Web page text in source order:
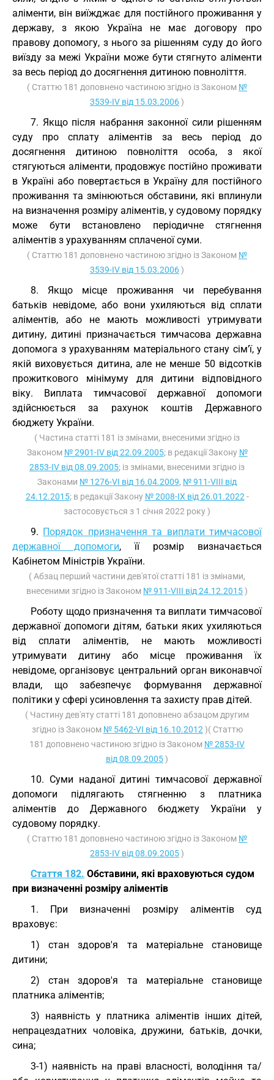
аліменти, він виїжджає для постійного проживання у
державу, з якою Україна не має договору про
правову допомогу, з нього за рішенням суду до його
виїзду за межі України може бути стягнуто аліменти
за весь період до досягнення дитиною повноліття.
( Статтю 181 доповнено частиною згідно із Законом №
3539-IV від 15.03.2006)
7. Якщо після набрання законної сили рішенням
суду про сплату аліментів за весь період до
досягнення дитиною повноліття особа, з якої
стягуються аліменти, продовжує постійно проживати
в Україні або повертається в Україну для постійного
проживання та змінюються обставини, які вплинули
на визначення розміру аліментів, у судовому порядку
може бути встановлено періодичне стягнення
аліментів з урахуванням сплаченої суми.
( Статтю 181 доповнено частиною згідно із Законом №
3539-IV від 15.03.2006)
8. Якщо місце проживання чи перебування
батьків невідоме, або вони ухиляються від сплати
аліментів, або не мають можливості утримувати
дитину, дитині призначається тимчасова державна
допомога з урахуванням матеріального стану сім’ї, у
якій виховується дитина, але не менше 50 відсотків
прожиткового мінімуму для дитини відповідного
віку. Виплата тимчасової державної допомоги
здійснюється за рахунок коштів Державного
бюджету України.
( Частина статті 181 із змінами, внесеними згідно із
Законом № 2901-IV від 22.09.2005; в редакції Закону №
2853-IV від 08.09.2005; із змінами, внесеними згідно із
Законами № 1276-VI від 16.04.2009, № 911-VIII від
24.12.2015; в редакції Закону № 2008-IX від 26.01.2022 -
застосовується з 1 січня 2022 року )
9. Порядок призначення та виплати тимчасової
державної допомоги, її розмір визначається
Кабінетом Міністрів України.
( Абзац перший частини дев'ятої статті 181 із змінами,
внесеними згідно із Законом № 911-VIII від 24.12.2015)
Роботу щодо призначення та виплати тимчасової
державної допомоги дітям, батьки яких ухиляються
від сплати аліментів, не мають можливості
утримувати дитину або місце проживання їх
невідоме, організовує центральний орган виконавчої
влади, що забезпечує формування державної
політики у сфері усиновлення та захисту прав дітей.
( Частину дев'яту статті 181 доповнено абзацом другим
згідно із Законом № 5462-VI від 16.10.2012 )( Статтю
181 доповнено частиною згідно із Законом № 2853-IV
від 08.09.2005)
10. Суми наданої дитині тимчасової державної
допомоги підлягають стягненню з платника
аліментів до Державного бюджету України у
судовому порядку.
( Статтю 181 доповнено частиною згідно із Законом №
2853-IV від 08.09.2005)
Стаття 182. Обставини, які враховуються судом
при визначенні розміру аліментів
1. При визначенні розміру аліментів суд
враховує:
1) стан здоров'я та матеріальне становище
дитини;
2) стан здоров'я та матеріальне становище
платника аліментів;
3) наявність у платника аліментів інших дітей,
непрацездатних чоловіка, дружини, батьків, дочки,
сина;
3-1) наявність на праві власності, володіння та/